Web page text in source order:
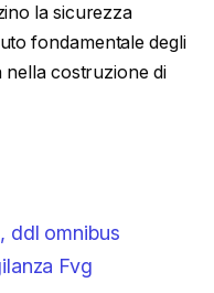
la sicurezza
fondamentale degli
nella costruzione di
ddl omnibus
Fvg